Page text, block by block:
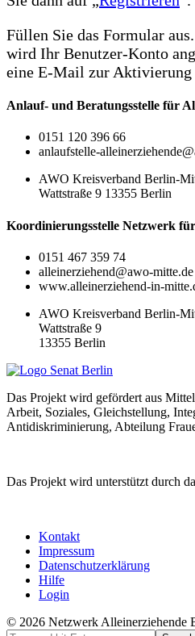
Füllen Sie das Formular
wird Ihr Benutzer-Konto
eine E-Mail zur Aktivierung
Anlauf- und Beratungsstelle für
0151 120 396 66
anlaufstelle-
AWO Kreisverband Berlin-
Wattstraße 9 13355 Berlin
Koordinierungsstelle Netzwerk
0151 467 359 74
alleinerziehend@awo-mitte.de
www.alleinerziehend-in-
AWO Kreisverband Berlin-
Wattstraße 9
13355 Berlin
Das Projekt wird gefördert aus
Arbeit, Soziales, Gleichstellung,
Antidiskriminierung, Abteilung
Das Projekt wird unterstützt durch
Kontakt
Impressum
Datenschutzerklärung
Hilfe
Login
© 2026 Netzwerk Alleinerziehende